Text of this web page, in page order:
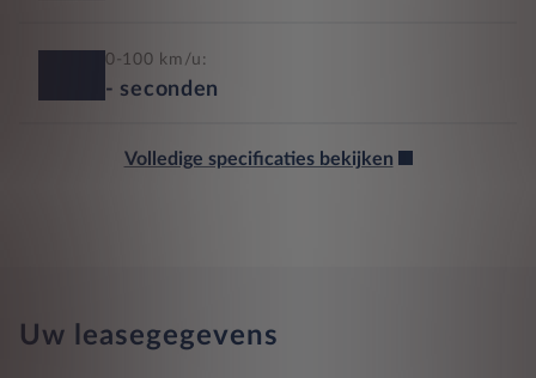
0-100 km/u:
- seconden
Volledige specificaties bekijken
Uw leasegegevens